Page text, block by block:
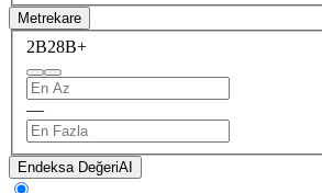
Metrekare
2B28B+
—
Endeksa DeğeriAI